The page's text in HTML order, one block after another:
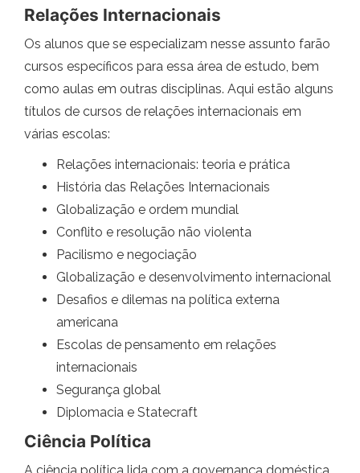
Relações Internacionais
Os alunos que se especializam nesse assunto farão
cursos específicos para essa área de estudo, bem
como aulas em outras disciplinas. Aqui estão alguns
títulos de cursos de relações internacionais em
várias escolas:
Relações internacionais: teoria e prática
História das Relações Internacionais
Globalização e ordem mundial
Conflito e resolução não violenta
Pacilismo e negociação
Globalização e desenvolvimento internacional
Desafios e dilemas na política externa
americana
Escolas de pensamento em relações
internacionais
Segurança global
Diplomacia e Statecraft
Ciência Política